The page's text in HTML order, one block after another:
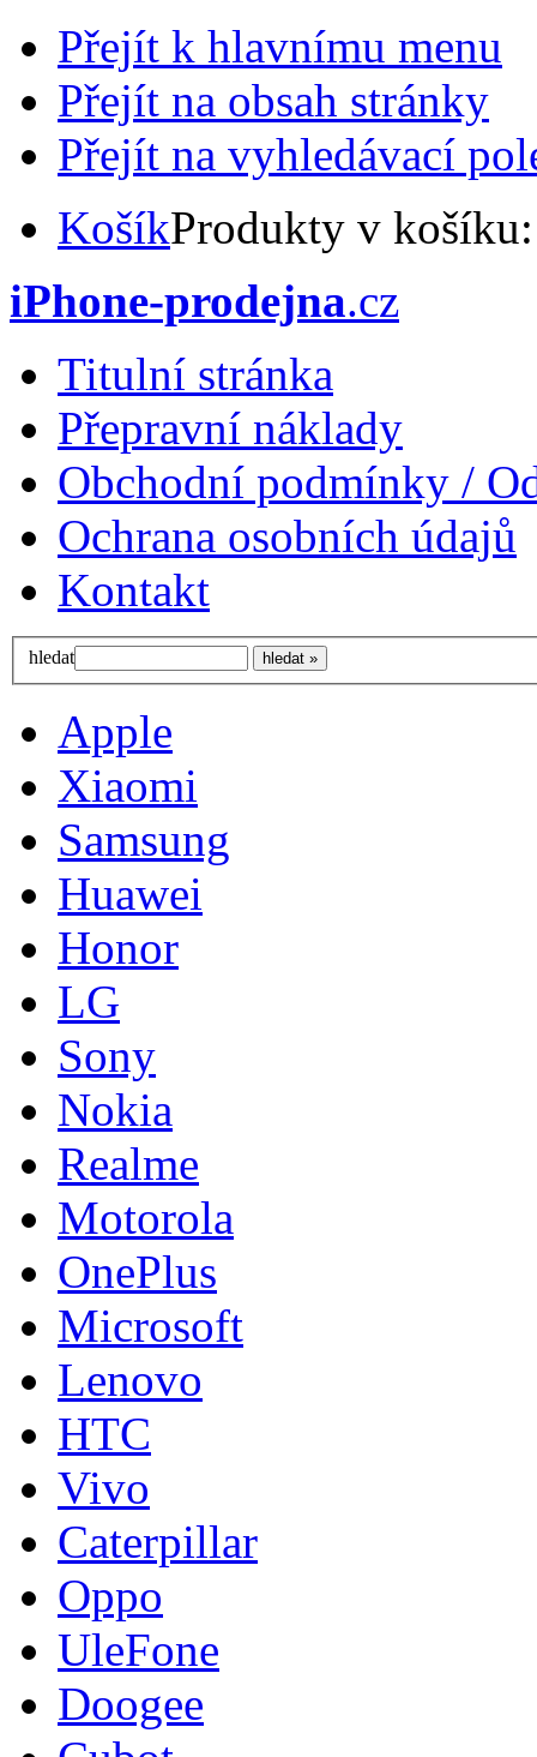
Přejít k hlavnímu menu
Přejít na obsah stránky
Přejít na vyhledávací
KošíkProdukty v
iPhone-prodejna.cz
Titulní stránka
Přepravní náklady
Obchodní podmínky /
Ochrana osobních údajů
Kontakt
hledat
Apple
Xiaomi
Samsung
Huawei
Honor
LG
Sony
Nokia
Realme
Motorola
OnePlus
Microsoft
Lenovo
HTC
Vivo
Caterpillar
Oppo
UleFone
Doogee